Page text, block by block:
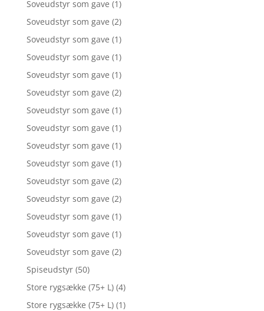
Soveudstyr som gave (1)
Soveudstyr som gave (2)
Soveudstyr som gave (1)
Soveudstyr som gave (1)
Soveudstyr som gave (1)
Soveudstyr som gave (2)
Soveudstyr som gave (1)
Soveudstyr som gave (1)
Soveudstyr som gave (1)
Soveudstyr som gave (1)
Soveudstyr som gave (2)
Soveudstyr som gave (2)
Soveudstyr som gave (1)
Soveudstyr som gave (1)
Soveudstyr som gave (2)
Spiseudstyr (50)
Store rygsække (75+ L) (4)
Store rygsække (75+ L) (1)